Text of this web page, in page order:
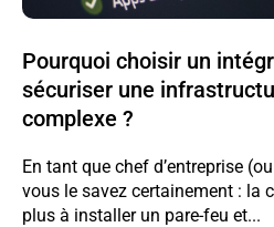
Pourquoi choisir un
sécuriser une
complexe ?
En tant que chef d’entreprise
vous le savez certainement : la
plus à installer un pare-feu et...